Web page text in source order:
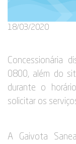
18/03/2020
Concessionária
0800, além do
durante o
solicitar os
A Gaivota